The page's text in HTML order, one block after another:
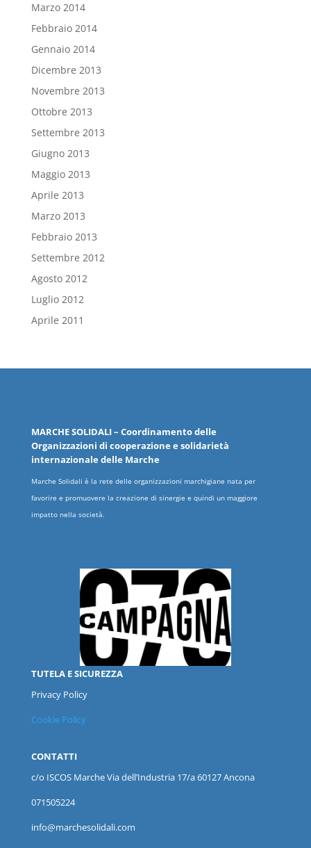
Marzo 2014
Febbraio 2014
Gennaio 2014
Dicembre 2013
Novembre 2013
Ottobre 2013
Settembre 2013
Giugno 2013
Maggio 2013
Aprile 2013
Marzo 2013
Febbraio 2013
Settembre 2012
Agosto 2012
Luglio 2012
Aprile 2011
MARCHESOLIDALI– Coordinamento delle
Organizzazioni di cooperazione e solidarietà
internazionale delle Marche
Marche Solidali è la rete delle organizzazioni marchigiane nata per
favorire e promuovere la creazione di sinergie e quindi un maggiore
impatto nella società.
TUTELA E SICUREZZA
Privacy Policy
Cookie Policy
CONTATTI
c/o ISCOS MarcheVia dell’Industria 17/a 60127 Ancona
071505224
info@marchesolidali.com